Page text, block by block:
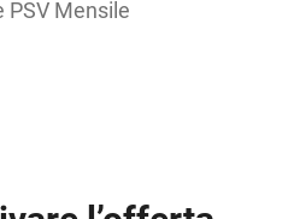
PSV Mensile